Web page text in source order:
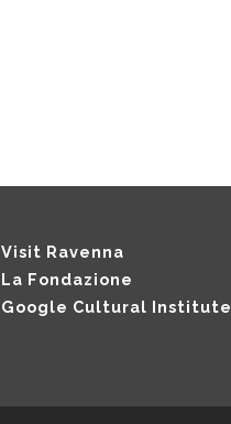
Visit Ravenna
La Fondazione
Google Cultural Institute